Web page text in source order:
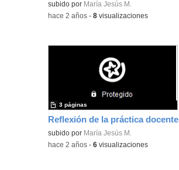
subido por María Jesús M.
-hace 2 años -8 visualizaciones
Reflexión de la práctica docente
subido por María Jesús M.
3 páginas
-hace 2 años -6 visualizaciones